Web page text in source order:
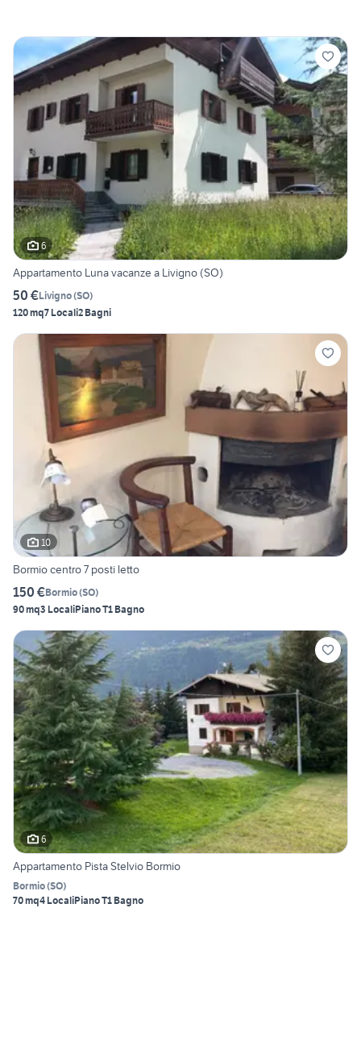
6
Appartamento Luna vacanze a Livigno (SO)
50 €Livigno(SO)
120 mq7 Locali2 Bagni
10
Bormio centro 7 posti letto
150 €Bormio(SO)
90 mq3 LocaliPiano T1 Bagno
6
Appartamento Pista Stelvio Bormio
Bormio(SO)
70 mq4 LocaliPiano T1 Bagno